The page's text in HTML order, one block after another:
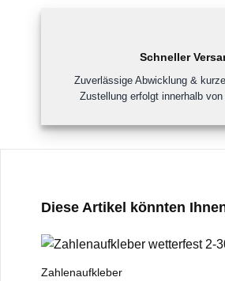
Schneller
Zuverlässige Abwicklung &
Zustellung erfolgt innerhalb von
Diese Artikel könnten
Zahlenaufkleber